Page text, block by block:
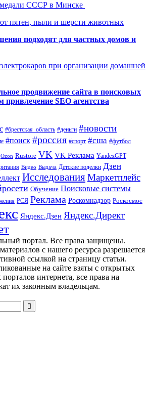
СССР в Минске
пятен, пыли и шерсти животных
подходят для частных домов и
при организации домашней
продвижение сайта в поисковых
привлечение SEO агентства
#брестская_область #деньги #новости
#поиск #россия #спорт #сша #футбол
Ozon Rustore VK VK Реклама YandexGPT
Видео Выдача Детские поделки Дзен
ИсследованияМаркетплейс
Обучение Поисковые системы
РСЯ Реклама Роскомнадзор Роскосмос
Яндекс.Дзен Яндекс.Директ
портал. Все права защищены.
с нашего ресурса разрешается
ссылкой на страницу статьи.
на сайте взяты с открытых
интернета, все права на
их законным владельцам.